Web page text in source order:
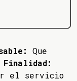
Que
Finalidad:
el servicio